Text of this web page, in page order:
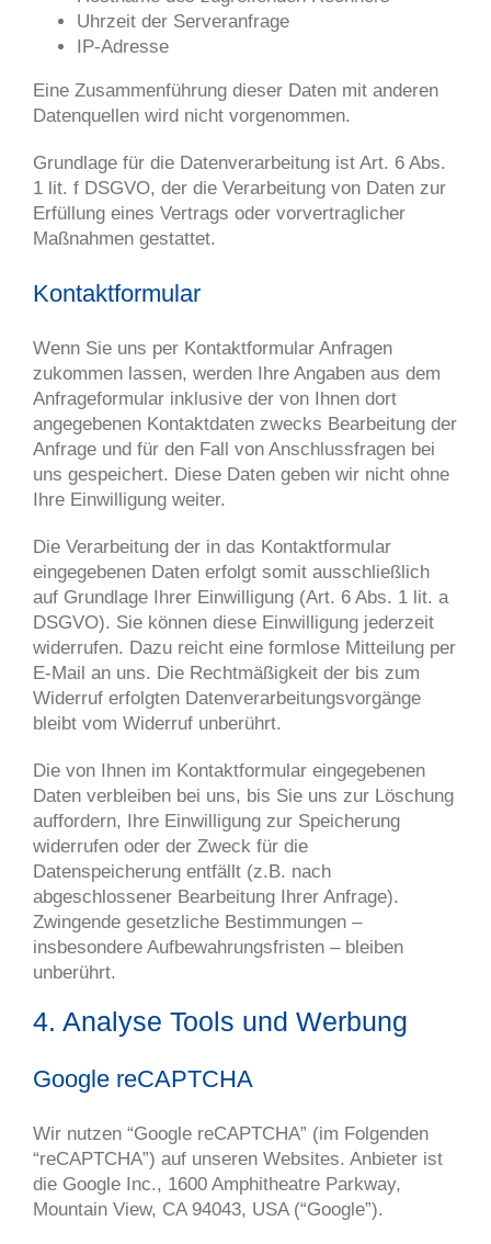
Uhrzeit der Serveranfrage
IP-Adresse
Eine Zusammenführung dieser Daten mit anderen
Datenquellen wird nicht vorgenommen.
Grundlage für die Datenverarbeitung ist Art. 6 Abs.
1 lit. f DSGVO, der die Verarbeitung von Daten zur
Erfüllung eines Vertrags oder vorvertraglicher
Maßnahmen gestattet.
Kontaktformular
Wenn Sie uns per Kontaktformular Anfragen
zukommen lassen, werden Ihre Angaben aus dem
Anfrageformular inklusive der von Ihnen dort
angegebenen Kontaktdaten zwecks Bearbeitung der
Anfrage und für den Fall von Anschlussfragen bei
uns gespeichert. Diese Daten geben wir nicht ohne
Ihre Einwilligung weiter.
Die Verarbeitung der in das Kontaktformular
eingegebenen Daten erfolgt somit ausschließlich
auf Grundlage Ihrer Einwilligung (Art. 6 Abs. 1 lit. a
DSGVO). Sie können diese Einwilligung jederzeit
widerrufen. Dazu reicht eine formlose Mitteilung per
E-Mail an uns. Die Rechtmäßigkeit der bis zum
Widerruf erfolgten Datenverarbeitungsvorgänge
bleibt vom Widerruf unberührt.
Die von Ihnen im Kontaktformular eingegebenen
Daten verbleiben bei uns, bis Sie uns zur Löschung
auffordern, Ihre Einwilligung zur Speicherung
widerrufen oder der Zweck für die
Datenspeicherung entfällt (z.B. nach
abgeschlossener Bearbeitung Ihrer Anfrage).
Zwingende gesetzliche Bestimmungen –
insbesondere Aufbewahrungsfristen – bleiben
unberührt.
4. Analyse Tools und Werbung
Google reCAPTCHA
Wir nutzen “Google reCAPTCHA” (im Folgenden
“reCAPTCHA”) auf unseren Websites. Anbieter ist
die Google Inc., 1600 Amphitheatre Parkway,
Mountain View, CA 94043, USA (“Google”).